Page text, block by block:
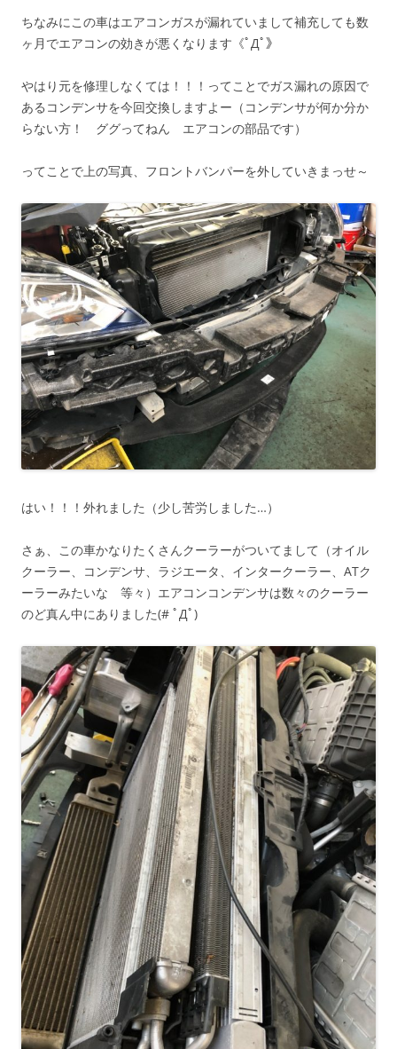
ちなみにこの車はエアコンガスが漏れていまして補充しても数
ヶ月でエアコンの効きが悪くなります《ﾟДﾟ》
やはり元を修理しなくては！！！ってことでガス漏れの原因で
あるコンデンサを今回交換しますよー（コンデンサが何か分か
らない方！ ググってねん エアコンの部品です）
ってことで上の写真、フロントバンパーを外していきまっせ～
はい！！！外れました（少し苦労しました…）
さぁ、この車かなりたくさんクーラーがついてまして（オイル
クーラー、コンデンサ、ラジエータ、インタークーラー、ATク
ーラーみたいな 等々）エアコンコンデンサは数々のクーラー
のど真ん中にありました(# ﾟДﾟ)